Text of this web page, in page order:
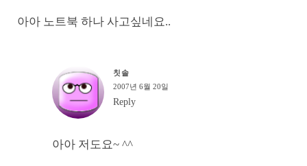
아아 노트북 하나 사고싶네요..
칫솔
2007년 6월 20일
Reply
아아 저도요~ ^^